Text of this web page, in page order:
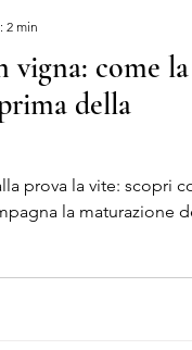
vigna: come
della
prova la vite: scopri
la maturazione
2 min